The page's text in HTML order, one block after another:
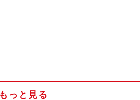
もっと見る